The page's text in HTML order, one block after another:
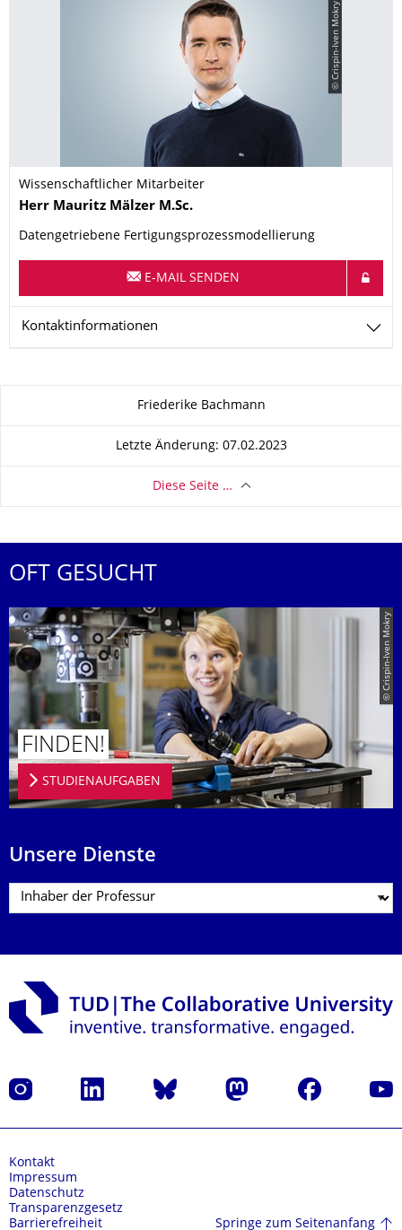
© Crispin-Iven Mokry
Wissenschaftlicher Mitarbeiter
Name
Herr Mauritz Mälzer M.Sc.
Datengetriebene Fertigungsprozessmodellierung
E-MAIL SENDEN
Kontaktinformationen
Zu dieser SeiteFriederike Bachmann
Letzte Änderung: 07.02.2023
Diese Seite …
OFT GESUCHT
© Crispin-Iven Mokry
FINDEN!
STUDIENAUFGABEN
Unsere Dienste
Instagram LinkedIn Bluesky Mastodon Facebook
Kontakt
Impressum
Datenschutz
Transparenzgesetz
Barrierefreiheit
Springe zum Seitenanfang